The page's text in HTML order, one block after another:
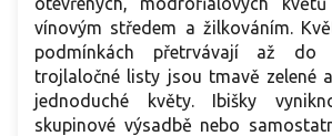
vínovým středem a žilkováním.
podmínkách přetrvávají až do
trojlaločné listy jsou tmavě zelené
jednoduché květy. Ibišky
skupinové výsadbě nebo